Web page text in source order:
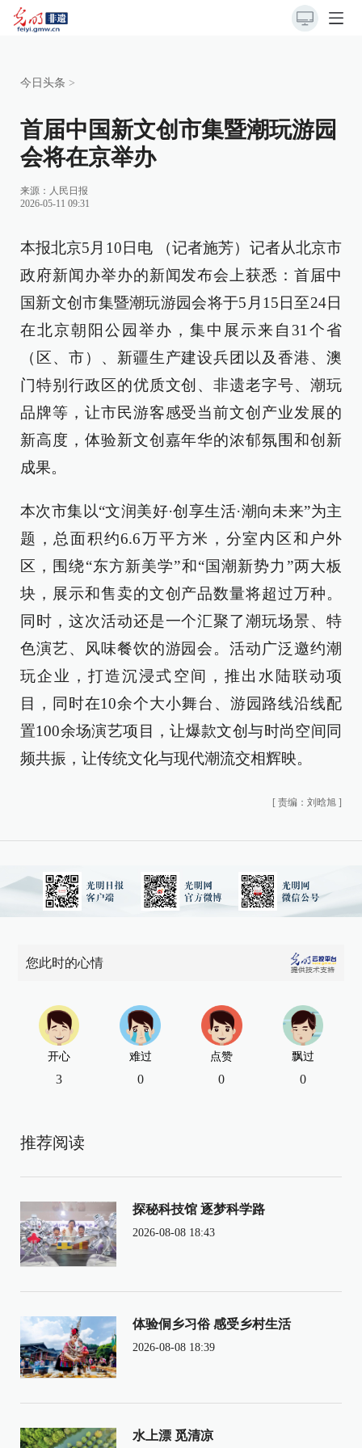
今日头条 >
首届中国新文创市集暨潮玩游园
会将在京举办
来源： 人民日报
2026-05-11 09:31
本报北京5月10日电 （记者施芳）记者从北京市
政府新闻办举办的新闻发布会上获悉：首届中
国新文创市集暨潮玩游园会将于5月15日至24日
在北京朝阳公园举办，集中展示来自31个省
（区、市）、新疆生产建设兵团以及香港、澳
门特别行政区的优质文创、非遗老字号、潮玩
品牌等，让市民游客感受当前文创产业发展的
新高度，体验新文创嘉年华的浓郁氛围和创新
成果。
本次市集以“文润美好·创享生活·潮向未来”为主
题，总面积约6.6万平方米，分室内区和户外
区，围绕“东方新美学”和“国潮新势力”两大板
块，展示和售卖的文创产品数量将超过万种。
同时，这次活动还是一个汇聚了潮玩场景、特
色演艺、风味餐饮的游园会。活动广泛邀约潮
玩企业，打造沉浸式空间，推出水陆联动项
目，同时在10余个大小舞台、游园路线沿线配
置100余场演艺项目，让爆款文创与时尚空间同
频共振，让传统文化与现代潮流交相辉映。
[ 责编：刘晗旭 ]
您此时的心情
开心
3
难过
0
点赞
0
飘过
0
推荐阅读
探秘科技馆 逐梦科学路
2026-08-08 18:43
体验侗乡习俗 感受乡村生活
2026-08-08 18:39
水上漂 觅清凉